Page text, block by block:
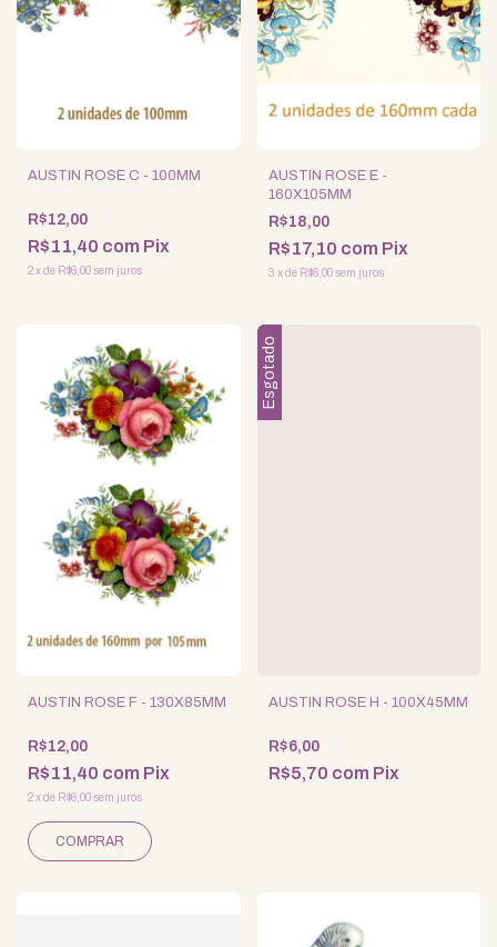
AUSTIN ROSE C - 100MM
R$12,00
R$11,40 com Pix
2xde R$6,00sem juros
AUSTIN ROSE E -
160X105MM
R$18,00
R$17,10 com Pix
3 xde R$6,00 sem juros
AUSTIN ROSE F - 130X85MM
R$12,00
R$11,40 com Pix
2xde R$6,00sem juros
Esgotado
AUSTIN ROSE H - 100X45MM
R$6,00
R$5,70 com Pix